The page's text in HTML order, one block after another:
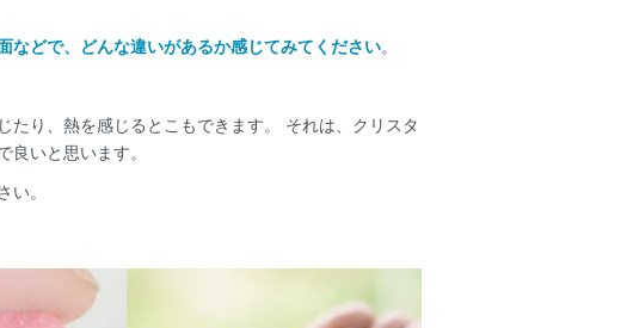
などで、どんな違いがあるか感じてみてください。
り、熱を感じるとこもできます。 それは、クリスタ
いと思います。
。